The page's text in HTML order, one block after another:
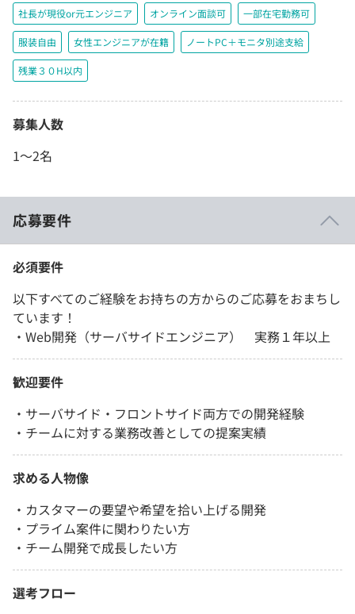
社長が現役or元エンジニア オンライン面談可 一部在宅勤務可
服装自由 女性エンジニアが在籍 ノートPC＋モニタ別途支給
残業３０H以内
募集人数
1〜2名
応募要件
必須要件
以下すべてのご経験をお持ちの方からのご応募をおまちし
ています！
・Web開発（サーバサイドエンジニア） 実務１年以上
歓迎要件
・サーバサイド・フロントサイド両方での開発経験
・チームに対する業務改善としての提案実績
求める人物像
・カスタマーの要望や希望を拾い上げる開発
・プライム案件に関わりたい方
・チーム開発で成長したい方
選考フロー